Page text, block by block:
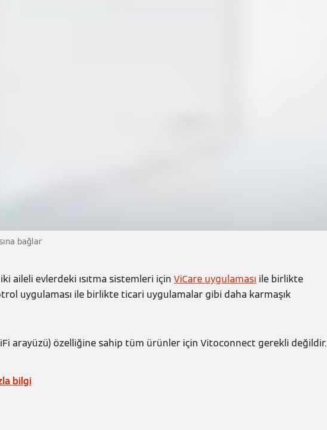
bağlar
aileli evlerdeki ısıtma sistemleri için ViCare uygulaması ile birlikte
uygulaması ile birlikte ticari uygulamalar gibi daha karmaşık
arayüzü) özelliğine sahip tüm ürünler için Vitoconnect gerekli değildir.
bilgi